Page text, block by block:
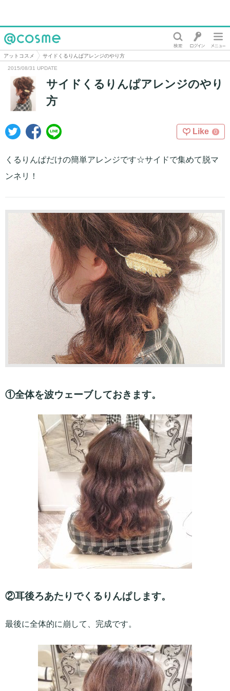
@cosme
アットコスメ サイドくるりんぱアレンジのやり方
2015/08/31 UPDATE
サイドくるりんぱアレンジのやり
方
Like 0
くるりんぱだけの簡単アレンジです☆サイドで集めて脱マ
ンネリ！
①全体を波ウェーブしておきます。
②耳後ろあたりでくるりんぱします。
最後に全体的に崩して、完成です。